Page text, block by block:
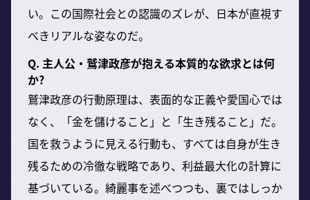
い。この国際社会との認識のズレが、日本が直視す
べきリアルな姿なのだ。
Q. 主人公・鷲津政彦が抱える本質的な欲求とは何
か?
鷲津政彦の行動原理は、表面的な正義や愛国心では
なく、「金を儲けること」と「生き残ること」だ。
国を救うように見える行動も、すべては自身が生き
残るための冷徹な戦略であり、利益最大化の計算に
基づいている。綺麗事を述べつつも、裏ではしっか